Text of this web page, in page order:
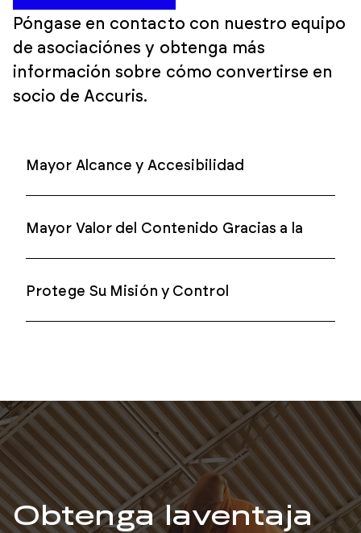
Póngase en contacto con nuestro equipo
de asociaciónes y obtenga más
información sobre cómo convertirse en
socio de Accuris.
Mayor Alcance y Accesibilidad
Mayor Valor del Contenido Gracias a la
Tecnología
Protege Su Misión y Control
Obtenga laventaja